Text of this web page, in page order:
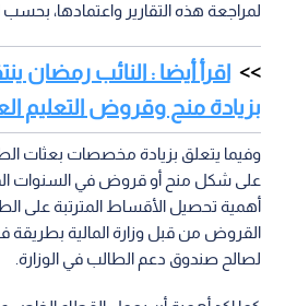
لمراجعة هذه التقارير واعتمادها، بحسب
اقرأ أيضا : النائب رمضان
بزيادة منح وقروض التعليم
وفيما يتعلق بزيادة مخصصات بعثات
على شكل منح أو قروض في السنوات
أهمية تحصيل الأقساط المترتبة على
القروض من قبل وزارة المالية بطريقة
لصالح صندوق دعم الطالب في الوزارة.